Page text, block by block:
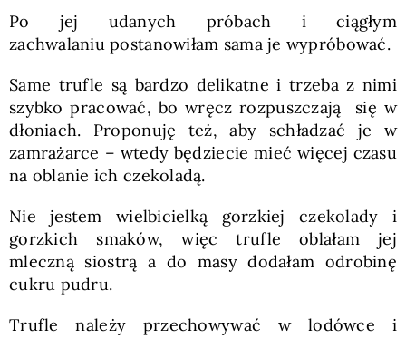
Po jej udanych próbach i ciągłym
zachwalaniu postanowiłam sama je wypróbować.
Same trufle są bardzo delikatne i trzeba z nimi
szybko pracować, bo wręcz rozpuszczają się w
dłoniach. Proponuję też, aby schładzać je w
zamrażarce – wtedy będziecie mieć więcej czasu
na oblanie ich czekoladą.
Nie jestem wielbicielką gorzkiej czekolady i
gorzkich smaków, więc trufle oblałam jej
mleczną siostrą a do masy dodałam odrobinę
cukru pudru.
Trufle należy przechowywać w lodówce i